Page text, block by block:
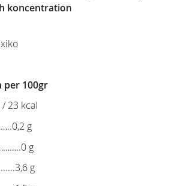
koncentration
per 100gr
23 kcal
g
g
g